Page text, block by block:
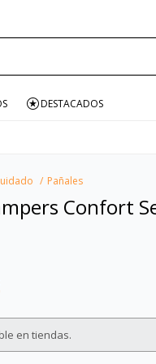
DESTACADOS
Pañales
Confort
en tiendas.